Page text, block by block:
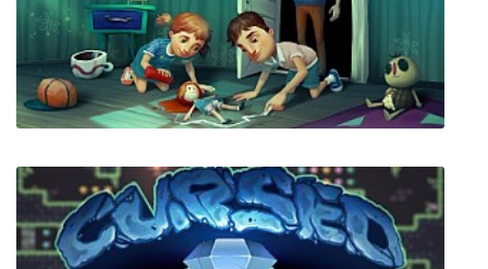
Wunderling